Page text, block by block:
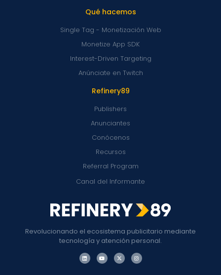
Revolucionando el ecosistema publicitario mediante
tecnología y atención personal.
Refinery89
Publishers
Anunciantes
Conócenos
Recursos
Referral Program
Canal del Informante
Qué hacemos
Single Tag - Monetización Web
Monetize App SDK
Interest-Driven Targeting
Anúnciate en Twitch